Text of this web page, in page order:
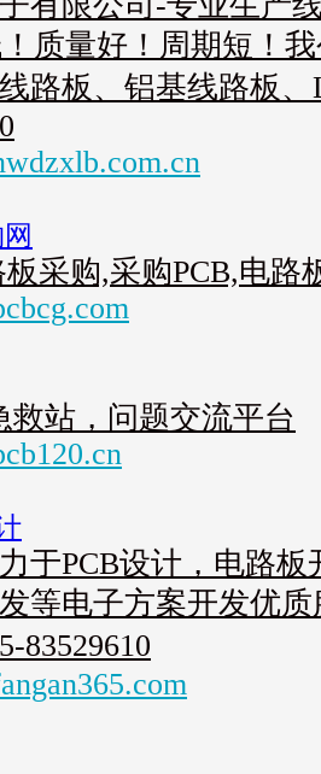
质量好！周期短！
路板、铝基线路板
采购,采购PCB,电路
救站，问题交流平台
于PCB设计，电路
等电子方案开发优
83529610